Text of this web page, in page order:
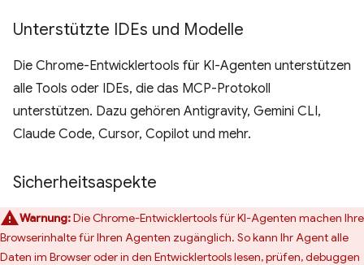
Unterstützte IDEs und Modelle
Die Chrome-Entwicklertools für KI-Agenten unterstützen
alle Tools oder IDEs, die das MCP-Protokoll
unterstützen. Dazu gehören Antigravity, Gemini CLI,
Claude Code, Cursor, Copilot und mehr.
Sicherheitsaspekte
Warnung:Die Chrome-Entwicklertools für KI-Agenten machen Ihre
Browserinhalte für Ihren Agenten zugänglich. So kann Ihr Agent alle
Daten im Browser oder in den Entwicklertools lesen, prüfen, debuggen